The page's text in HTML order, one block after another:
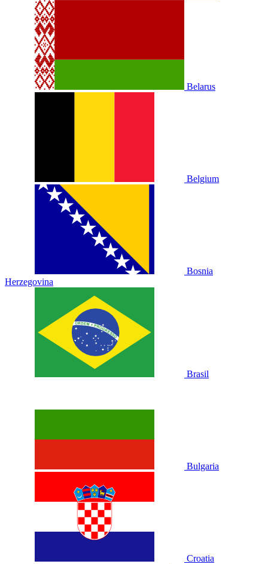
Belarus
Belgium
Bosnia
Herzegovina
Brasil
Bulgaria
Croatia